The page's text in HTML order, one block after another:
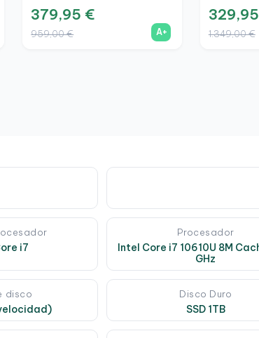
256GB, 3K, A+
379,95 €
959,00 € A+ 1.349,00 €
i7
Procesador
Intel Core i7 10610U 8M
GHz
disco Disco Duro
SSD 1TB